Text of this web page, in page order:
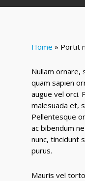
Home » Portit
Nullam ornare,
quam sapien
augue vel orci.
malesuada et,
Pellentesque
ac bibendum
nunc, tincidunt
purus.
Mauris vel